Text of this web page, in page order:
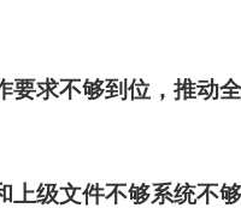
求不够到位，推动
上级文件不够系统不